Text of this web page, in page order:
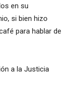
en su
si bien hizo
para hablar de
a la Justicia